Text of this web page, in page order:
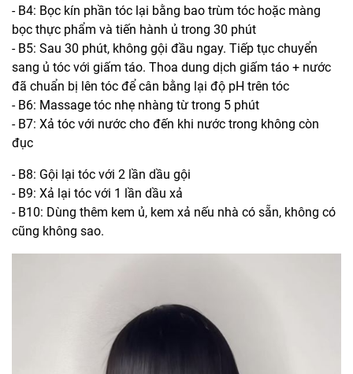
- B4: Bọc kín phần tóc lại bằng bao trùm tóc hoặc màng
bọc thực phẩm và tiến hành ủ trong 30 phút
- B5: Sau 30 phút, không gội đầu ngay. Tiếp tục chuyển
sang ủ tóc với giấm táo. Thoa dung dịch giấm táo + nước
đã chuẩn bị lên tóc để cân bằng lại độ pH trên tóc
- B6: Massage tóc nhẹ nhàng từ trong 5 phút
- B7: Xả tóc với nước cho đến khi nước trong không còn
đục
- B8: Gội lại tóc với 2 lần dầu gội
- B9: Xả lại tóc với 1 lần dầu xả
- B10: Dùng thêm kem ủ, kem xả nếu nhà có sẵn, không có
cũng không sao.